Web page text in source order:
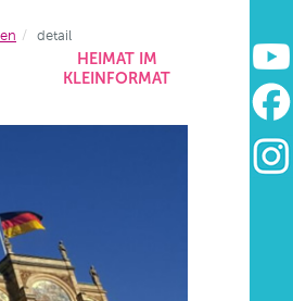
HEIMAT IM
KLEINFORMAT
detail